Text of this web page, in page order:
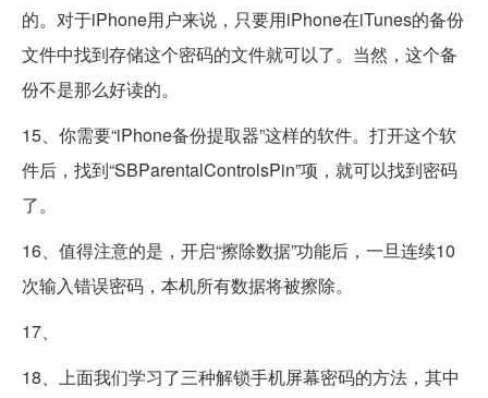
的。对于iPhone用户来说，只要用iPhone在iTunes的备份
文件中找到存储这个密码的文件就可以了。当然，这个备
份不是那么好读的。
15、你需要“iPhone备份提取器”这样的软件。打开这个软
件后，找到“SBParentalControlsPin”项，就可以找到密码
了。
16、值得注意的是，开启“擦除数据”功能后，一旦连续10
次输入错误密码，本机所有数据将被擦除。
17、
18、上面我们学习了三种解锁手机屏幕密码的方法，其中